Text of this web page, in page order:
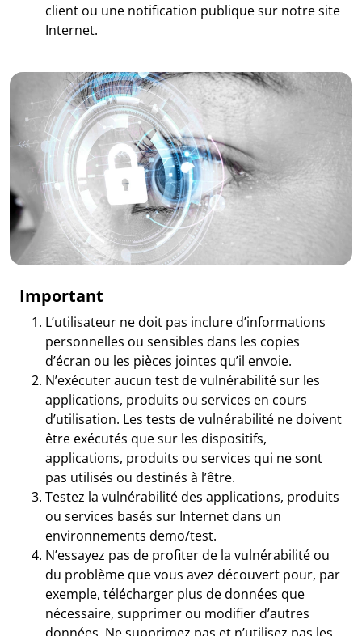
client ou une notification publique sur notre site
Internet.
Important
L’utilisateur ne doit pas inclure d’informations
personnelles ou sensibles dans les copies
d’écran ou les pièces jointes qu’il envoie.
N’exécuter aucun test de vulnérabilité sur les
applications, produits ou services en cours
d’utilisation. Les tests de vulnérabilité ne doivent
être exécutés que sur les dispositifs,
applications, produits ou services qui ne sont
pas utilisés ou destinés à l’être.
Testez la vulnérabilité des applications, produits
ou services basés sur Internet dans un
environnements demo/test.
N’essayez pas de profiter de la vulnérabilité ou
du problème que vous avez découvert pour, par
exemple, télécharger plus de données que
nécessaire, supprimer ou modifier d’autres
données. Ne supprimez pas et n’utilisez pas les